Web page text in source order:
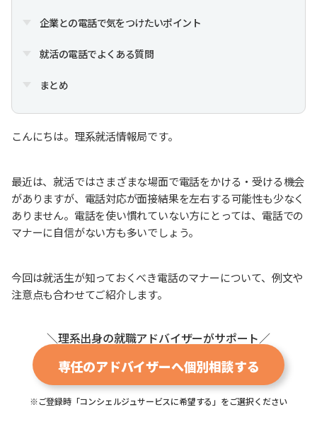
企業との電話で気をつけたいポイント
就活の電話でよくある質問
まとめ
こんにちは。理系就活情報局です。
最近は、就活ではさまざまな場面で電話をかける・受ける機会
がありますが、電話対応が面接結果を左右する可能性も少なく
ありません。電話を使い慣れていない方にとっては、電話での
マナーに自信がない方も多いでしょう。
今回は就活生が知っておくべき電話のマナーについて、例文や
注意点も合わせてご紹介します。
＼理系出身の就職アドバイザーがサポート／
専任のアドバイザーへ個別相談する
※ご登録時「コンシェルジュサービスに希望する」をご選択ください